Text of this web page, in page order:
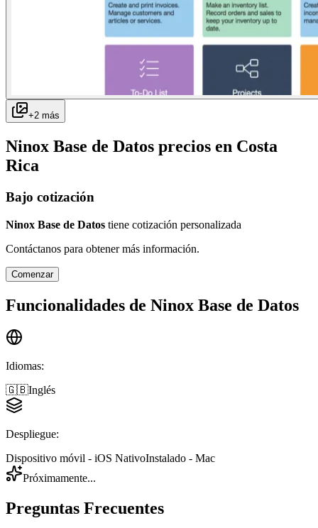
+2 más
Ninox Base de Datos precios en Costa
Rica
Bajo cotización
Ninox Base de Datos tiene cotización personalizada
Contáctanos para obtener más información.
Comenzar
Funcionalidades de Ninox Base de Datos
Idiomas:
🇬🇧Inglés
Despliegue:
Dispositivo móvil - iOS NativoInstalado - Mac
Próximamente...
Preguntas Frecuentes